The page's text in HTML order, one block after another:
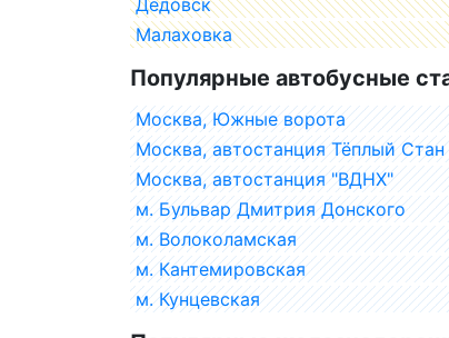
Малаховка
Популярные автобусные
Москва, Южные ворота
Москва, автостанция Тёплый Стан
Москва, автостанция "ВДНХ"
м. Бульвар Дмитрия Донского
м. Волоколамская
м. Кантемировская
м. Кунцевская